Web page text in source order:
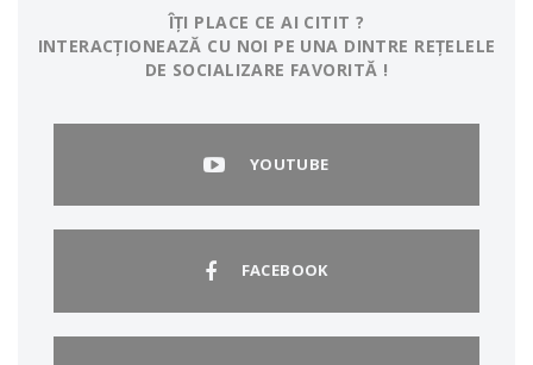
ÎȚI PLACE CE AI CITIT ?
INTERACȚIONEAZĂ CU NOI PE UNA DINTRE REȚELELE
DE SOCIALIZARE FAVORITĂ !
YOUTUBE
FACEBOOK